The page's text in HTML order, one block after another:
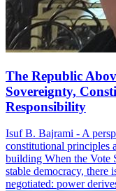
The Republic
Sovereignty,
Responsibility
Isuf B. Bajrami - A
constitutional principles
building When the Vote
stable democracy, there
negotiated: power